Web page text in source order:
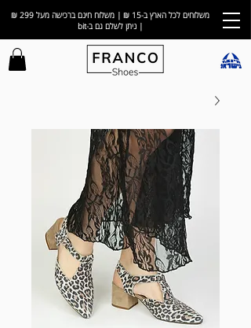
משלוחים לכל הארץ ב-15 ₪ | משלוח חינם ברכישה מעל 299 ₪
| ניתן לשלם גם ב-bit